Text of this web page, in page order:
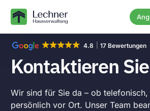
4.8 17 Bewertungen
Kontaktieren
Wir sind für Sie da – ob
persönlich vor Ort. Unser Team